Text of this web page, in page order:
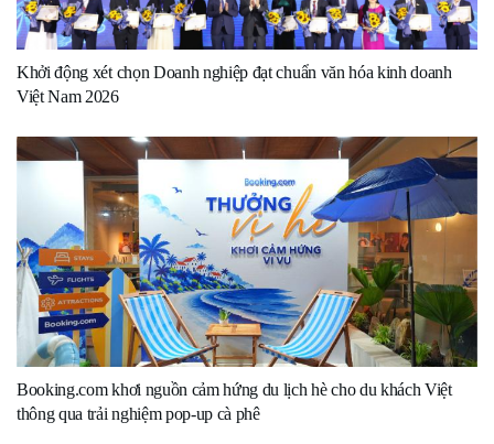
Khởi động xét chọn Doanh nghiệp đạt chuẩn văn hóa kinh doanh
Việt Nam 2026
Booking.com khơi nguồn cảm hứng du lịch hè cho du khách Việt
thông qua trải nghiệm pop-up cà phê